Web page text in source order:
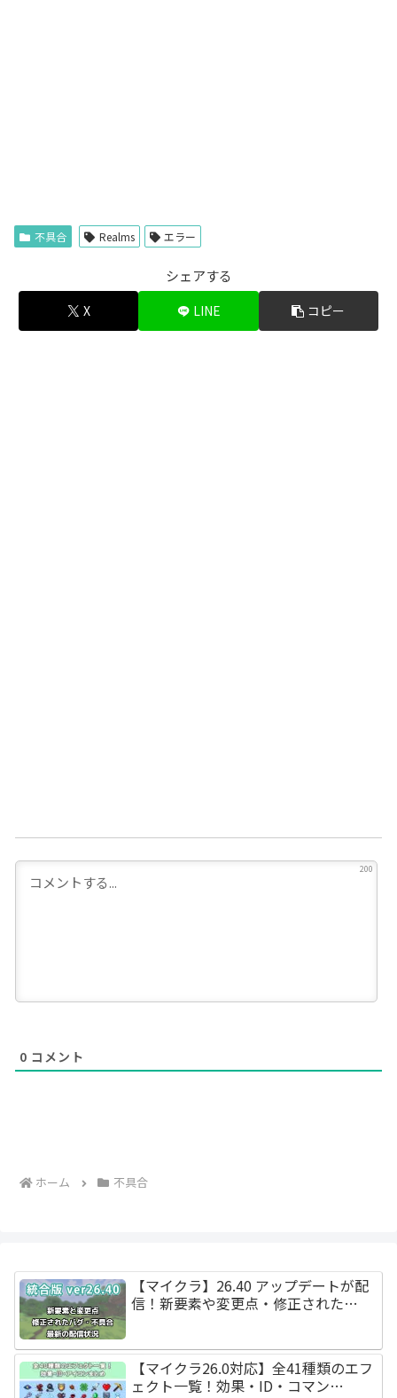
不具合 Realms エラー
シェアする
X LINE コピー
200
0 コメント
ホーム 不具合
【マイクラ】26.40 アップデートが配
信！新要素や変更点・修正された…
【マイクラ26.0対応】全41種類のエフ
ェクト一覧！効果・ID・コマン…